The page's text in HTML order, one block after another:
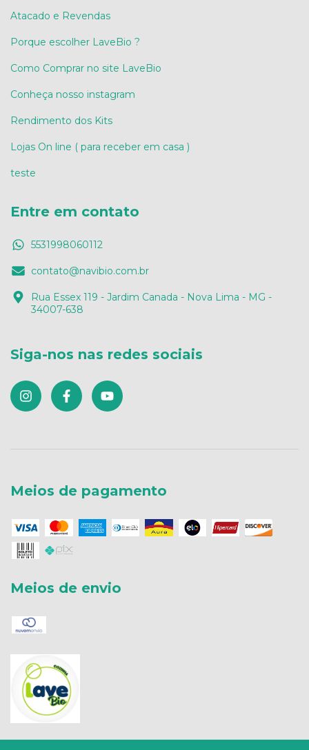
Atacado e Revendas
Porque escolher LaveBio ?
Como Comprar no site LaveBio
Conheça nosso instagram
Rendimento dos Kits
Lojas On line ( para receber em casa )
teste
Entre em contato
5531998060112
contato@navibio.com.br
Rua Essex 119 - Jardim Canada - Nova Lima - MG -
34007-638
Siga-nos nas redes sociais
Meios de pagamento
Meios de envio